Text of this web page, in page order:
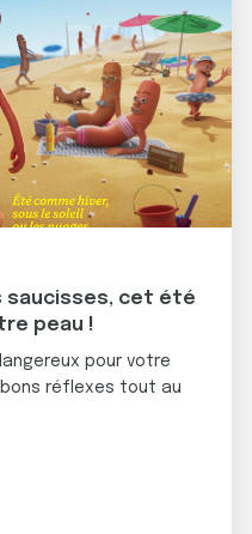
saucisses, cet été
peau !
pour votre
réflexes tout au